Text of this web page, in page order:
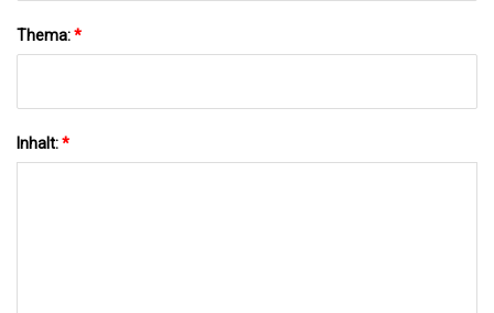
Thema:*
Inhalt:*